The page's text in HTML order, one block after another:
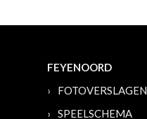
FEYENOORD
FOTOVERSLAGEN
SPEELSCHEMA